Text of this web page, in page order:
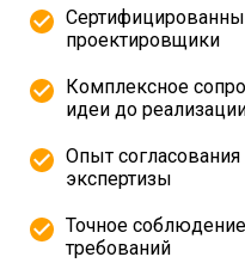
проектировщики
Комплексное
идеи до
Опыт согласования
экспертизы
Точное
требований